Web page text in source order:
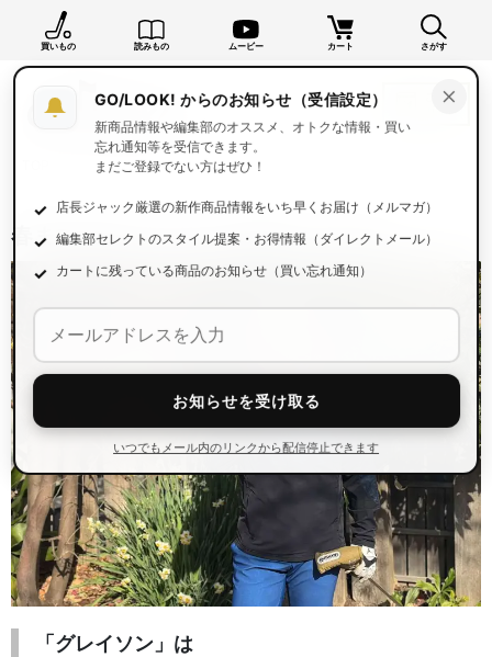
買いもの 読みもの ムービー カート さがす
読みもの一覧 読みもの
春まで考えた“ミドラー”選び、その２。
「グレイソン」は
×
GO/LOOK! からのお知らせ（受信設定）
新商品情報や編集部のオススメ、オトクな情報・買い
忘れ通知等を受信できます。
まだご登録でない方はぜひ！
店長ジャック厳選の新作商品情報をいち早くお届け（メルマガ）
編集部セレクトのスタイル提案・お得情報（ダイレクトメール）
カートに残っている商品のお知らせ（買い忘れ通知）
お知らせを受け取る
いつでもメール内のリンクから配信停止できます